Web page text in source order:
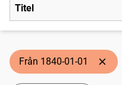
Titel
Från 1840-01-01